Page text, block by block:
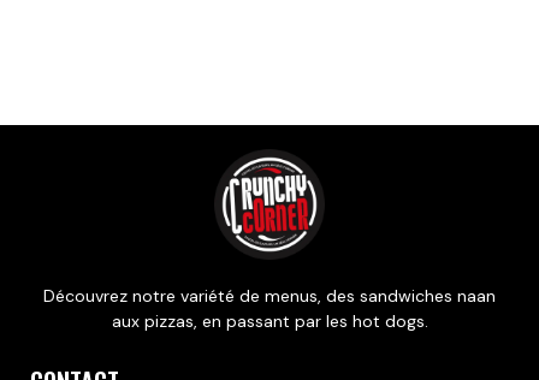
Découvrez notre variété de menus, des sandwiches naan
aux pizzas, en passant par les hot dogs.